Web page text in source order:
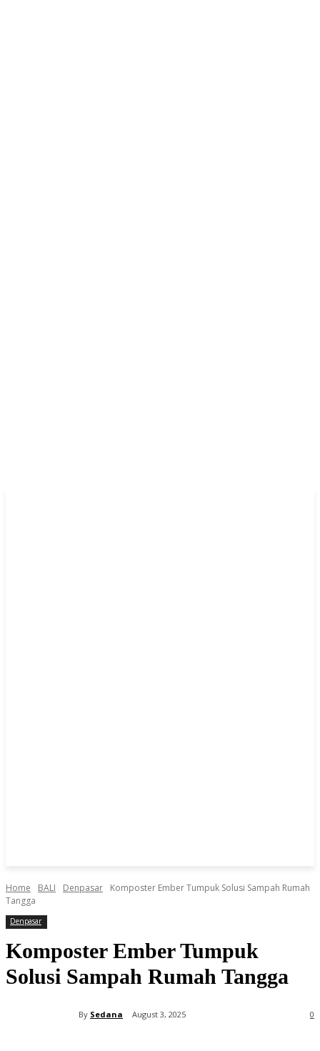
Home BALI Denpasar
Komposter Ember Tumpuk Solusi Sampah Rumah
Tangga
Denpasar
Komposter Ember Tumpuk
Solusi Sampah Rumah Tangga
By Sedana August 3, 2025 0